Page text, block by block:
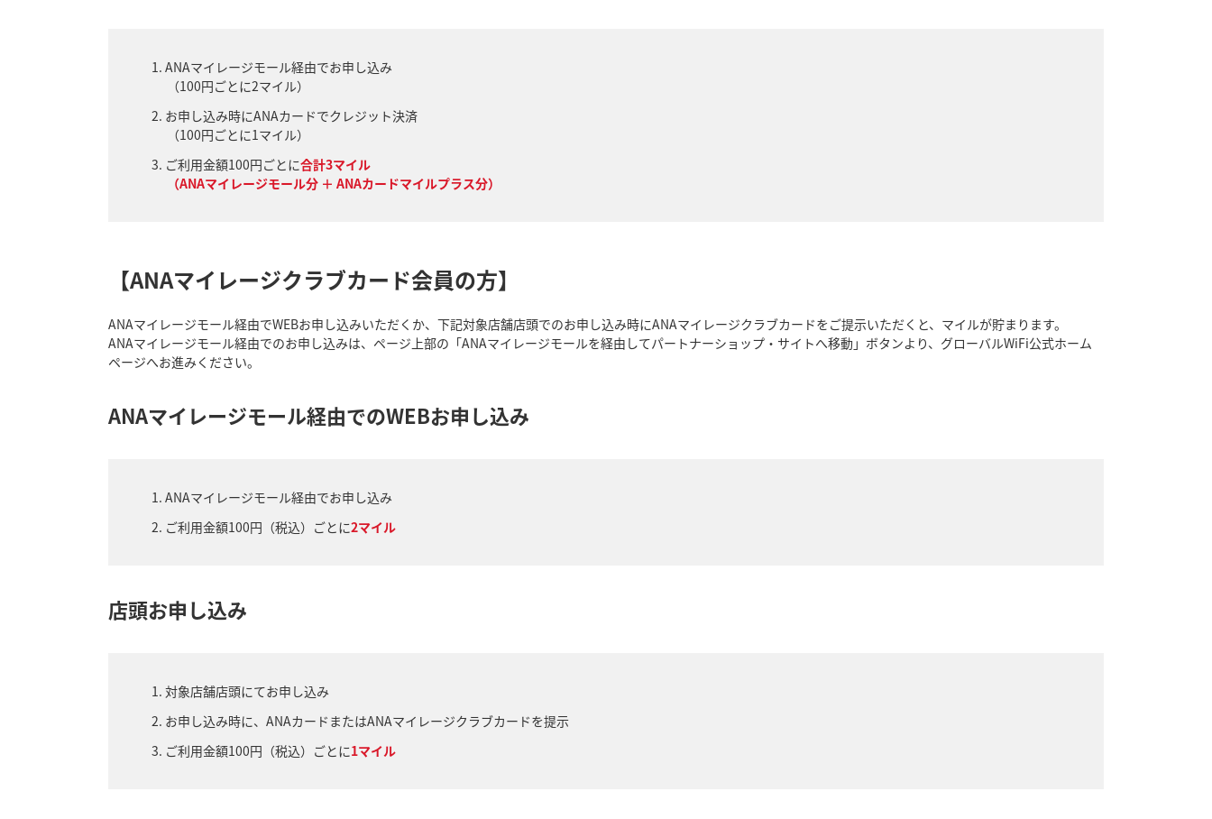
ANAマイレージモール経由でお申し込み
（100円ごとに2マイル）
お申し込み時にANAカードでクレジット決済
（100円ごとに1マイル）
ご利用金額100円ごとに合計3マイル
（ANAマイレージモール分 ＋ ANAカードマイルプラス分）
【ANAマイレージクラブカード会員の方】
ANAマイレージモール経由でWEBお申し込みいただくか、下記対象店舗店頭でのお申し込み時にANAマイレージクラブカードをご提示いただくと、マイルが貯まります。
ANAマイレージモール経由でのお申し込みは、ページ上部の「ANAマイレージモールを経由してパートナーショップ・サイトへ移動」ボタンより、グローバルWiFi公式ホーム
ページへお進みください。
ANAマイレージモール経由でのWEBお申し込み
ANAマイレージモール経由でお申し込み
ご利用金額100円（税込）ごとに2マイル
店頭お申し込み
対象店舗店頭にてお申し込み
お申し込み時に、ANAカードまたはANAマイレージクラブカードを提示
ご利用金額100円（税込）ごとに1マイル